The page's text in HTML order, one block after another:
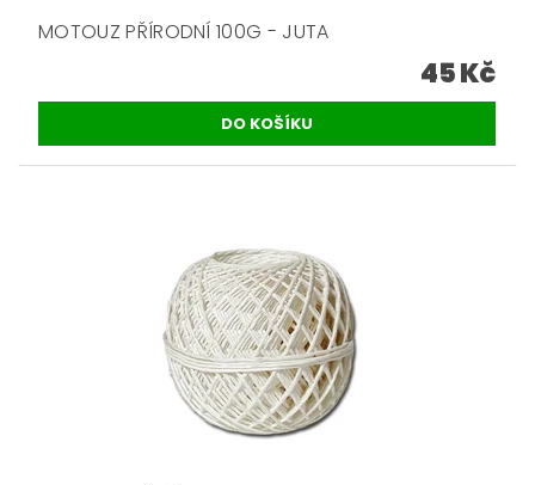
MOTOUZ PŘÍRODNÍ 100G - JUTA
45 Kč